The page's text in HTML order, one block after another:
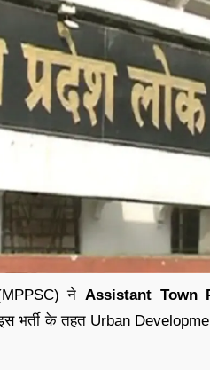
ने Assistant Town
इस भर्ती के तहत Urban